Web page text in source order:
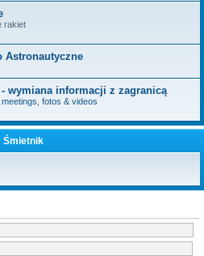
rakiet
Astronautyczne
wymiana informacji z zagranicą
meetings, fotos & videos
Śmietnik